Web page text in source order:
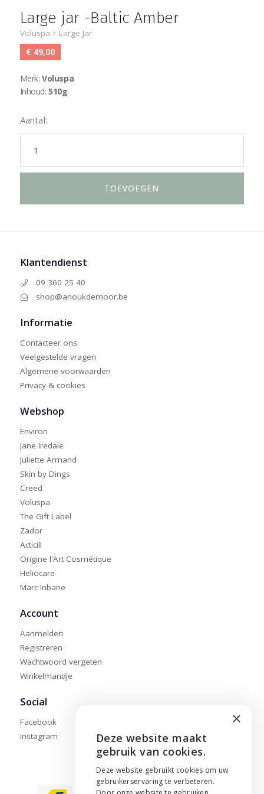
Large jar -Baltic Amber
Voluspa
Large Jar
€ 49,00
Merk:Voluspa
Inhoud:510g
Aantal:
Klantendienst
09 360 25 40
shop@anoukdemoor.be
Informatie
Contacteer ons
Veelgestelde vragen
Algemene voorwaarden
Privacy & cookies
Webshop
Environ
Jane Iredale
Juliette Armand
Skin by Dings
Creed
Voluspa
The Gift Label
Zador
Acticill
Origine l'Art Cosmétique
Heliocare
Marc Inbane
Account
Aanmelden
Registreren
Wachtwoord vergeten
Winkelmandje
Social
Facebook
Instagram
ENGLISH
×
Deze website maakt
gebruik van cookies.
Deze website gebruikt cookies om uw
gebruikerservaring te verbeteren.